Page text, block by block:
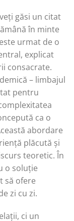
găsi un citat
în minte
urmat de o
explicat
consacrate.
– limbajul
pentru
ca o
abordare
plăcută și
teoretic. În
o soluție
să ofere
zi cu zi.
ci un